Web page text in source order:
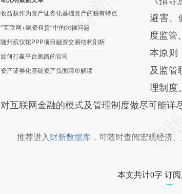
收益权作为资产证券化基础资产的独有特点
“互联网+融资租赁”中的法律问题
随州殡仪馆PPP项目融资交易结构剖析
如何打赢平台跑路的官司
资产证券化基础资产负面清单解读
避害、
度监管
本原则
及监管
理制度
对互联网金融的模式及管理制度做尽可能详
推荐进入 财新数据库 ，可随时查阅宏观经济
本文共计0字 订